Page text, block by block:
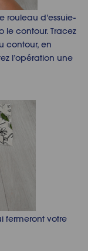
rouleau d’essuie-
le contour. Tracez
contour, en
l’opération une
fermeront votre